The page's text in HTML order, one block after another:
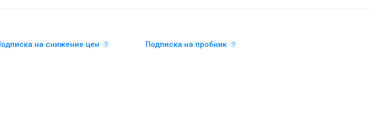
на снижение цен Подписка на пробник